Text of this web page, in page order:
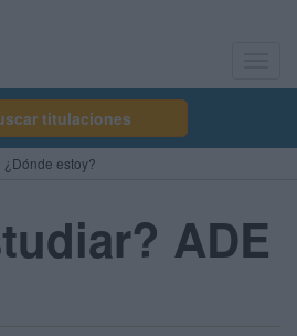
titulaciones
¿Dónde estoy?
ADE